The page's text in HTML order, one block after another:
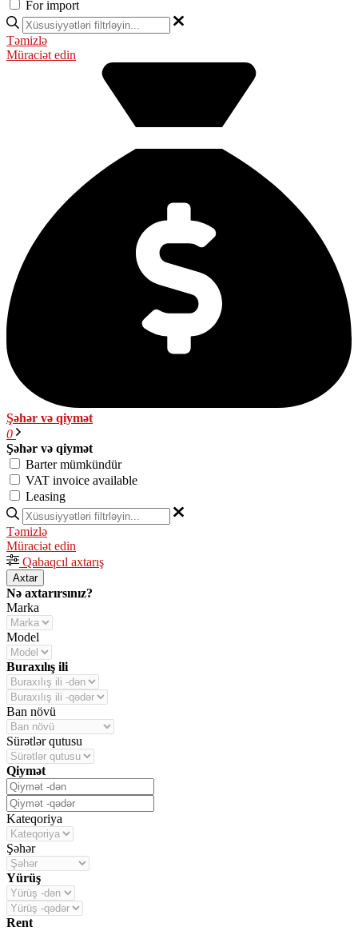
For import
Təmizlə
Müraciət edin
Şəhər və qiymət
0
Şəhər və qiymət
Barter mümkündür
VAT invoice available
Leasing
Təmizlə
Müraciət edin
Qabaqcıl axtarış
Axtar
Nə axtarırsınız?
Marka
Model
Buraxılış ili
Ban növü
Sürətlər qutusu
Qiymət
Kateqoriya
Şəhər
Yürüş
Rent